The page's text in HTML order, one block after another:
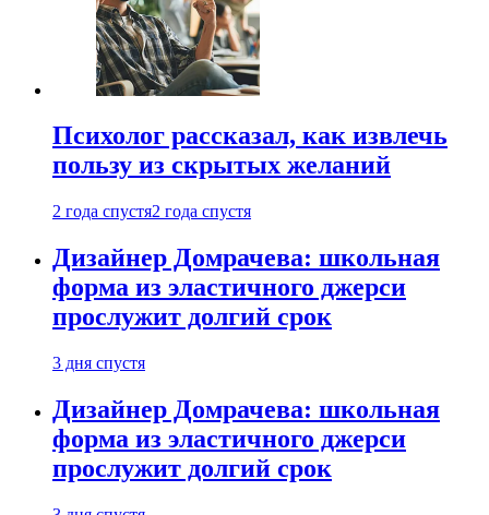
Психолог рассказал, как извлечь
пользу из скрытых желаний
2 года спустя2 года спустя
Дизайнер Домрачева: школьная
форма из эластичного джерси
прослужит долгий срок
3 дня спустя
Дизайнер Домрачева: школьная
форма из эластичного джерси
прослужит долгий срок